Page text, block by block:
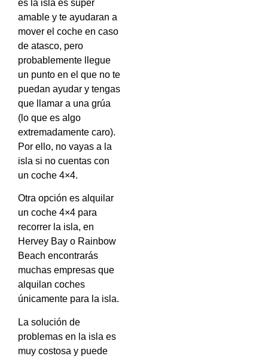
es la isla es súper
amable y te ayudaran a
mover el coche en caso
de atasco, pero
probablemente llegue
un punto en el que no te
puedan ayudar y tengas
que llamar a una grúa
(lo que es algo
extremadamente caro).
Por ello, no vayas a la
isla si no cuentas con
un coche 4×4.
Otra opción es alquilar
un coche 4×4 para
recorrer la isla, en
Hervey Bay o Rainbow
Beach encontrarás
muchas empresas que
alquilan coches
únicamente para la isla.
La solución de
problemas en la isla es
muy costosa y puede